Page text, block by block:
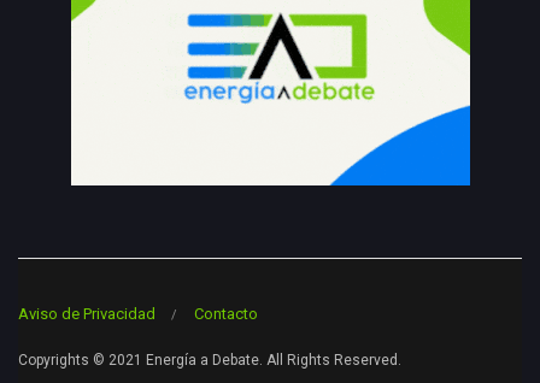
Aviso de Privacidad Contacto
Copyrights © 2021 Energía a Debate. All Rights Reserved.